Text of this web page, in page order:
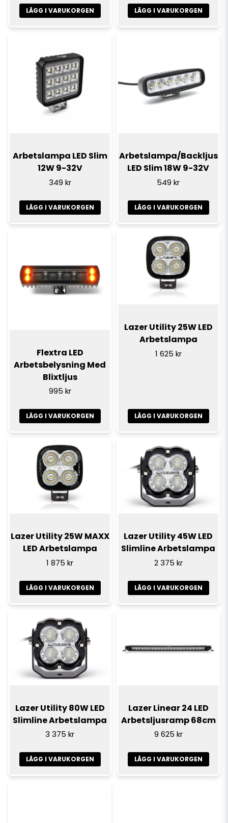
LÄGG I VARUKORGEN LÄGG I VARUKORGEN
Arbetslampa LED Slim
12W 9-32V
349 kr
LÄGG I VARUKORGEN
Arbetslampa/Backljus
LED Slim 18W 9-32V
549 kr
LÄGG I VARUKORGEN
Flextra LED
Arbetsbelysning Med
Blixtljus
995 kr
LÄGG I VARUKORGEN
Lazer Utility 25W LED
Arbetslampa
1 625 kr
LÄGG I VARUKORGEN
Lazer Utility 25W MAXX
LED Arbetslampa
1 875 kr
LÄGG I VARUKORGEN
Lazer Utility 45W LED
Slimline Arbetslampa
2 375 kr
LÄGG I VARUKORGEN
Lazer Utility 80W LED
Slimline Arbetslampa
3 375 kr
LÄGG I VARUKORGEN
Lazer Linear 24 LED
Arbetsljusramp 68cm
9 625 kr
LÄGG I VARUKORGEN